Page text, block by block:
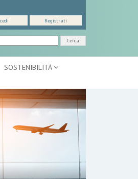
Cerca
Registrati
SOSTENIBILITÀ